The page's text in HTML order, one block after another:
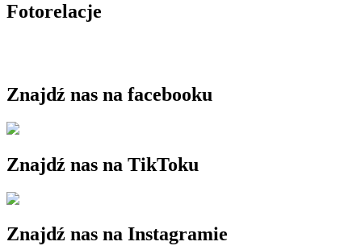
Fotorelacje
Znajdź nas na facebooku
Znajdź nas na TikToku
Znajdź nas na Instagramie